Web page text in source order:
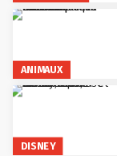
ANIMAUX
DISNEY